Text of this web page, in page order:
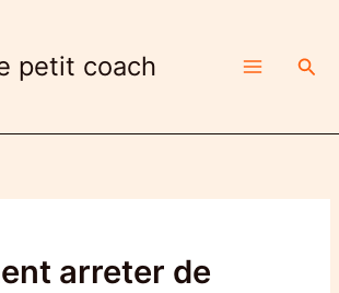
petit coach
arreter de